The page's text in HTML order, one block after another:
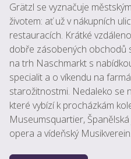
Grätzl se vyznačuje
životem: ať už v nákupních
restauracích. Krátké
dobře zásobených obchodů
na trh Naschmarkt s
specialit a o víkendu na
starožitnostmi. Nedaleko se
které vybízí k procházkám
Museumsquartier,
opera a vídeňský Musikverein.